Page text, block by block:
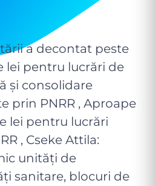
a decontat peste
lei pentru lucrări de
și consolidare
prin PNRR , Aproape
lei pentru lucrări
, Cseke Attila:
unități de
sanitare, blocuri de